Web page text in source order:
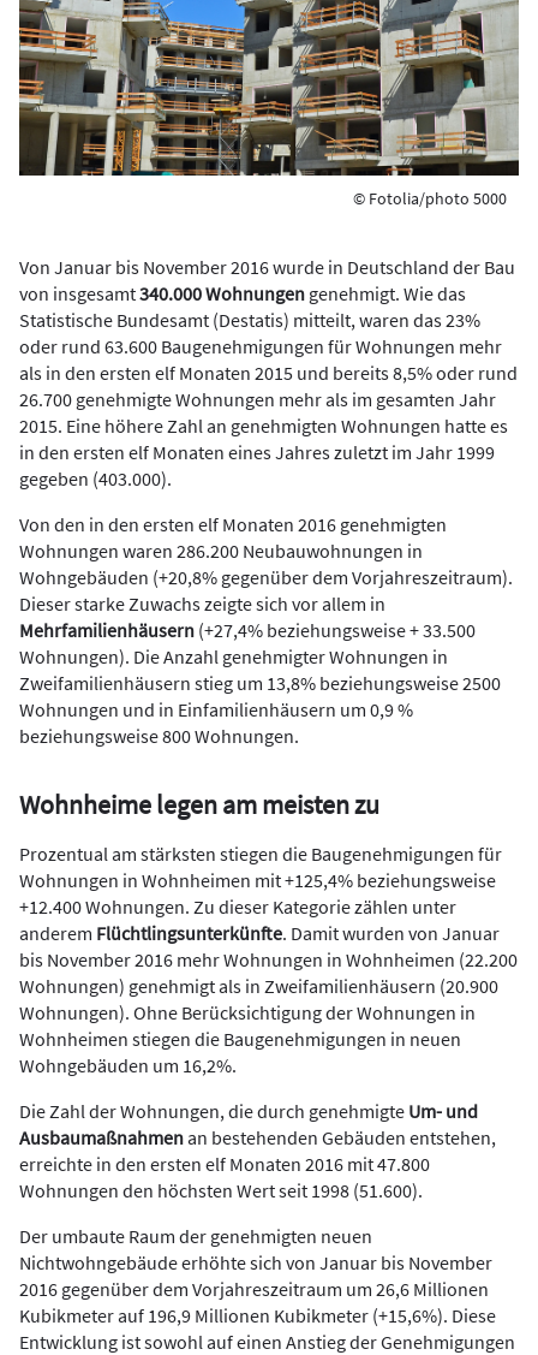
© Fotolia/photo 5000
Von Januar bis November 2016 wurde in Deutschland der Bau
von insgesamt340.000 Wohnungen genehmigt. Wie das
Statistische Bundesamt (Destatis) mitteilt, waren das 23%
oder rund 63.600 Baugenehmigungen für Wohnungen mehr
als in den ersten elf Monaten 2015 und bereits 8,5% oder rund
26.700 genehmigte Wohnungen mehr als im gesamten Jahr
2015. Eine höhere Zahl an genehmigten Wohnungen hatte es
in den ersten elf Monaten eines Jahres zuletzt im Jahr 1999
gegeben (403.000).
Von den in den ersten elf Monaten 2016 genehmigten
Wohnungen waren 286.200 Neubauwohnungen in
Wohngebäuden (+20,8% gegenüber dem Vorjahreszeitraum).
Dieser starke Zuwachs zeigte sich vor allem in
Mehrfamilienhäusern (+27,4% beziehungsweise + 33.500
Wohnungen). Die Anzahl genehmigter Wohnungen in
Zweifamilienhäusern stieg um 13,8% beziehungsweise 2500
Wohnungen und in Einfamilienhäusern um 0,9 %
beziehungsweise 800 Wohnungen.
Wohnheime legen am meisten zu
Prozentual am stärksten stiegen die Baugenehmigungen für
Wohnungen in Wohnheimen mit +125,4% beziehungsweise
+12.400 Wohnungen. Zu dieser Kategorie zählen unter
anderem Flüchtlingsunterkünfte. Damit wurden von Januar
bis November 2016 mehr Wohnungen in Wohnheimen (22.200
Wohnungen) genehmigt als in Zweifamilienhäusern (20.900
Wohnungen). Ohne Berücksichtigung der Wohnungen in
Wohnheimen stiegen die Baugenehmigungen in neuen
Wohngebäuden um 16,2%.
Die Zahl der Wohnungen, die durch genehmigte Um- und
Ausbaumaßnahmenan bestehenden Gebäuden entstehen,
erreichte in den ersten elf Monaten 2016 mit 47.800
Wohnungen den höchsten Wert seit 1998 (51.600).
Der umbaute Raum der genehmigten neuen
Nichtwohngebäude erhöhte sich von Januar bis November
2016 gegenüber dem Vorjahreszeitraum um 26,6 Millionen
Kubikmeter auf 196,9 Millionen Kubikmeter (+15,6%). Diese
Entwicklung ist sowohl auf einen Anstieg der Genehmigungen